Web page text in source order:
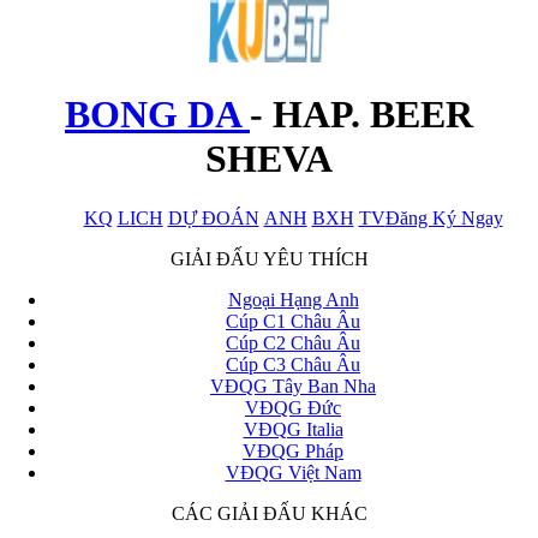
BONG DA- HAP. BEER
SHEVA
KQ LICH DỰ ĐOÁN ANH BXH TVĐăng Ký Ngay
x
GIẢI ĐẤU YÊU THÍCH
Ngoại Hạng Anh
Cúp C1 Châu Âu
Cúp C2 Châu Âu
Cúp C3 Châu Âu
VĐQG Tây Ban Nha
VĐQG Đức
VĐQG Italia
VĐQG Pháp
VĐQG Việt Nam
CÁC GIẢI ĐẤU KHÁC